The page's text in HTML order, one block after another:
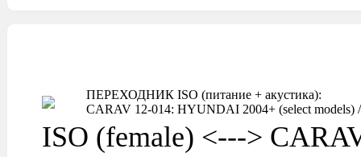
ПЕРЕХОДНИК ISO (питание + акустика):
CARAV 12-014: HYUNDAI 2004+ (select models)
ISO (female) <--->